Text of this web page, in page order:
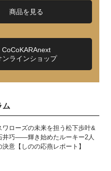
商品を見る
CoCoKARAnext
ンラインショップ
ム
ワローズの未来を担う松下歩叶&
井巧――輝き始めたルーキー2人
決意【しのの応燕レポート】